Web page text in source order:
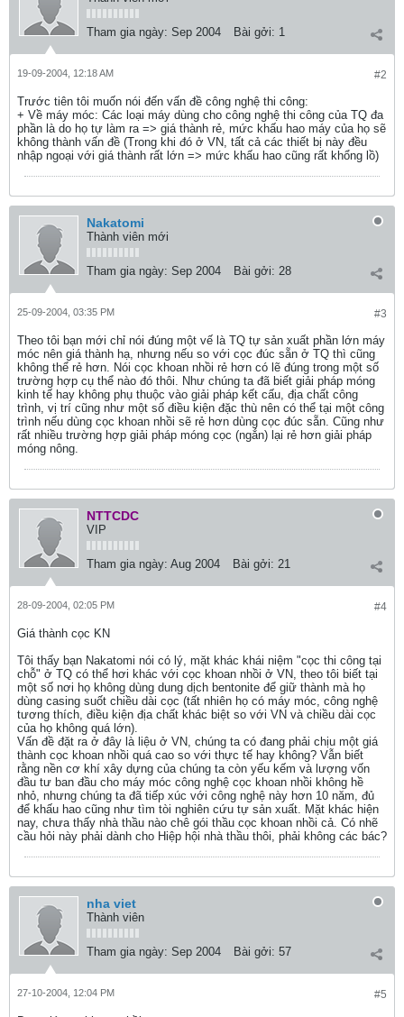
Tham gia ngày: Sep 2004 Bài gởi: 1
#2
19-09-2004, 12:18 AM
Trước tiên tôi muốn nói đến vấn đề công nghệ thi công:
+ Về máy móc: Các loại máy dùng cho công nghệ thi công của TQ đa
phần là do họ tự làm ra => giá thành rẻ, mức khấu hao máy của họ sẽ
không thành vấn đề (Trong khi đó ở VN, tất cả các thiết bị này đều
nhập ngoại với giá thành rất lớn => mức khấu hao cũng rất khổng lồ)
Nakatomi
Thành viên mới
Tham gia ngày: Sep 2004 Bài gởi: 28
#3
25-09-2004, 03:35 PM
Theo tôi bạn mới chỉ nói đúng một vế là TQ tự sản xuất phần lớn máy
móc nên giá thành hạ, nhưng nếu so với cọc đúc sẵn ở TQ thì cũng
không thể rẻ hơn. Nói cọc khoan nhồi rẻ hơn có lẽ đúng trong một số
trường hợp cụ thể nào đó thôi. Như chúng ta đã biết giải pháp móng
kinh tế hay không phụ thuộc vào giải pháp kết cấu, địa chất công
trình, vị trí cũng như một số điều kiện đặc thù nên có thể tại một công
trình nếu dùng cọc khoan nhồi sẽ rẻ hơn dùng cọc đúc sẵn. Cũng như
rất nhiều trường hợp giải pháp móng cọc (ngắn) lại rẻ hơn giải pháp
móng nông.
NTTCDC
VIP
Tham gia ngày: Aug 2004 Bài gởi: 21
#4
28-09-2004, 02:05 PM
Giá thành cọc KN
Tôi thấy bạn Nakatomi nói có lý, mặt khác khái niệm "cọc thi công tại
chỗ" ở TQ có thể hơi khác với cọc khoan nhồi ở VN, theo tôi biết tại
một số nơi họ không dùng dung dịch bentonite để giữ thành mà họ
dùng casing suốt chiều dài cọc (tất nhiên họ có máy móc, công nghệ
tương thích, điều kiện địa chất khác biệt so với VN và chiều dài cọc
của họ không quá lớn).
Vấn đề đặt ra ở đây là liệu ở VN, chúng ta có đang phải chịu một giá
thành cọc khoan nhồi quá cao so với thực tế hay không? Vẫn biết
rằng nền cơ khí xây dựng của chúng ta còn yếu kếm và lượng vốn
đầu tư ban đầu cho máy móc công nghệ cọc khoan nhồi không hề
nhỏ, nhưng chúng ta đã tiếp xúc với công nghệ này hơn 10 năm, đủ
để khấu hao cũng như tìm tòi nghiên cứu tự sản xuất. Mặt khác hiện
nay, chưa thấy nhà thầu nào chê gói thầu cọc khoan nhồi cả. Có nhẽ
cầu hỏi này phải dành cho Hiệp hội nhà thầu thôi, phải không các bác?
nha viet
Thành viên
Tham gia ngày: Sep 2004 Bài gởi: 57
#5
27-10-2004, 12:04 PM